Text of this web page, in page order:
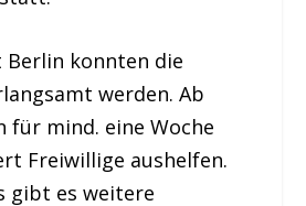
konnten die
werden. Ab
für mind. eine Woche
Freiwillige aushelfen.
gibt es weitere